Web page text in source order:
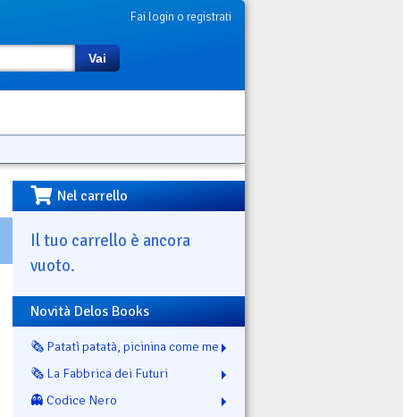
Fai login o registrati
Vai
Nel carrello
Il tuo carrello è ancora
vuoto.
Novità Delos Books
🗞️ Patatì patatà, picinina come me
🗞️ La Fabbrica dei Futuri
👻 Codice Nero